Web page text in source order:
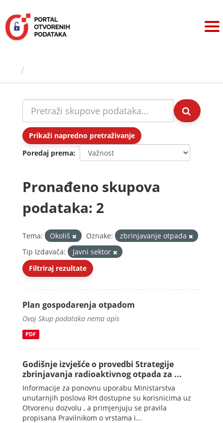
sadržaj
Prikaži napredno pretraživanje
Poredaj prema
Pronađeno skupova
podataka: 2
Tema: Okoliš Oznake:
zbrinjavanje otpada
Tip Izdavača:
Javni sektor
Filtriraj rezultate
Plan gospodarenja otpadom
Ovaj Skup podataka nema opis
PDF
Godišnje izvješće o provedbi Strategije
zbrinjavanja radioaktivnog otpada za ...
Informacije za ponovnu uporabu Ministarstva
unutarnjih poslova RH dostupne su korisnicima uz
Otvorenu dozvolu , a primjenjuju se pravila
propisana Pravilnikom o vrstama i...